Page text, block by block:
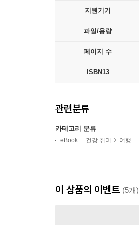
지원기기
파일/용량
페이지 수
ISBN13
관련분류
카테고리 분류
eBook 건강 취미 여행
이 상품의 이벤트 (5개)